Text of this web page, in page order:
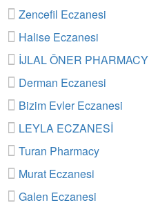
Zencefil Eczanesi
Halise Eczanesi
İJLAL ÖNER PHARMACY
Derman Eczanesi
Bizim Evler Eczanesi
LEYLA ECZANESİ
Turan Pharmacy
Murat Eczanesi
Galen Eczanesi